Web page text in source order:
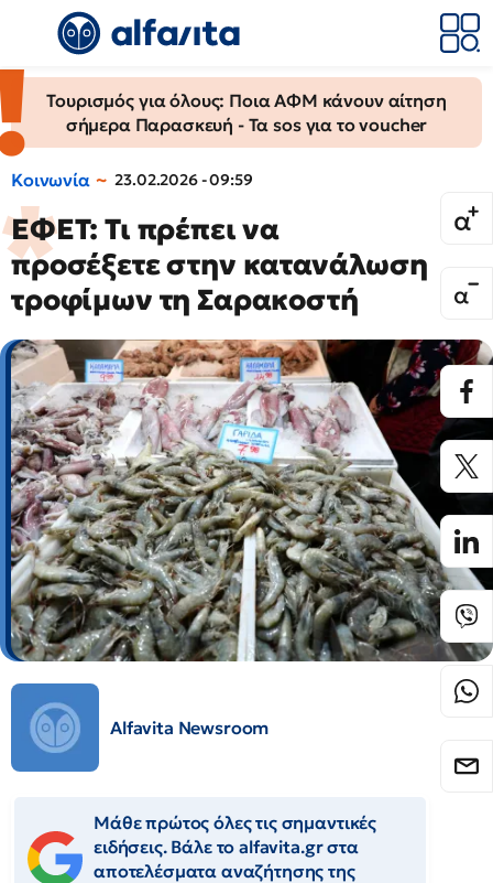
Τουρισμός για όλους: Ποια ΑΦΜ κάνουν αίτηση
σήμερα Παρασκευή - Τα sos για το voucher
Κοινωνία 23.02.2026 - 09:59
ΕΦΕΤ: Τι πρέπει να
προσέξετε στην κατανάλωση
τροφίμων τη Σαρακοστή
Alfavita Newsroom
Μάθε πρώτος όλες τις σημαντικές
ειδήσεις. Βάλε το alfavita.gr στα
αποτελέσματα αναζήτησης της